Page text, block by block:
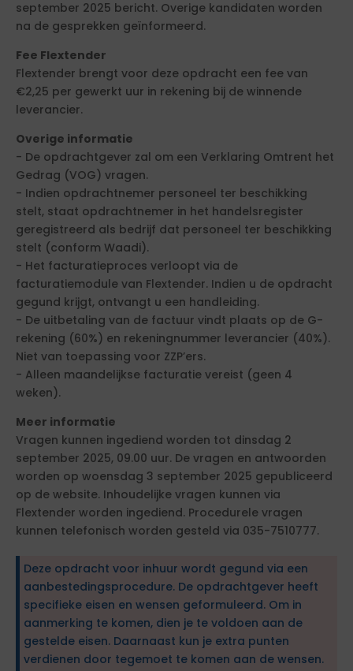
september 2025 bericht. Overige kandidaten worden
na de gesprekken geïnformeerd.
Fee Flextender
Flextender brengt voor deze opdracht een fee van
€2,25 per gewerkt uur in rekening bij de winnende
leverancier.
Overige informatie
- De opdrachtgever zal om een Verklaring Omtrent het
Gedrag (VOG) vragen.
- Indien opdrachtnemer personeel ter beschikking
stelt, staat opdrachtnemer in het handelsregister
geregistreerd als bedrijf dat personeel ter beschikking
stelt (conform Waadi).
- Het facturatieproces verloopt via de
facturatiemodule van Flextender. Indien u de opdracht
gegund krijgt, ontvangt u een handleiding.
- De uitbetaling van de factuur vindt plaats op de G-
rekening (60%) en rekeningnummer leverancier (40%).
Niet van toepassing voor ZZP’ers.
- Alleen maandelijkse facturatie vereist (geen 4
weken).
Meer informatie
Vragen kunnen ingediend worden tot dinsdag 2
september 2025, 09.00 uur. De vragen en antwoorden
worden op woensdag 3 september 2025 gepubliceerd
op de website. Inhoudelijke vragen kunnen via
Flextender worden ingediend. Procedurele vragen
kunnen telefonisch worden gesteld via 035-7510777.
Deze opdracht voor inhuur wordt gegund via een
aanbestedingsprocedure. De opdrachtgever heeft
specifieke eisen en wensen geformuleerd. Om in
aanmerking te komen, dien je te voldoen aan de
gestelde eisen. Daarnaast kun je extra punten
verdienen door tegemoet te komen aan de wensen.